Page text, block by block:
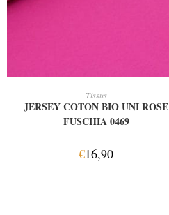
Tissus
JERSEY COTON BIO UNI ROSE
FUSCHIA 0469
€16,90